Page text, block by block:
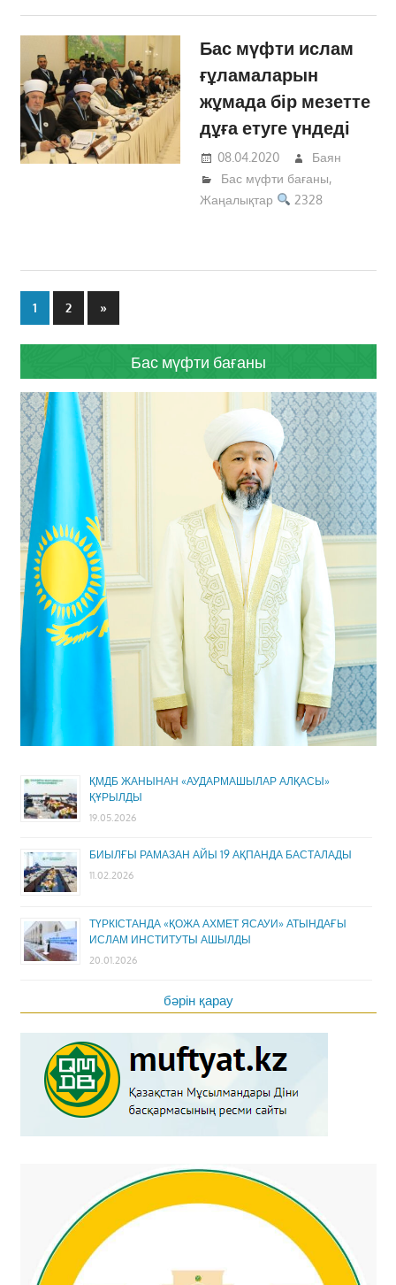
Бас мүфти ислам
ғұламаларын
жұмада бір мезетте
дұға етуге үндеді
08.04.2020
Баян
Бас мүфти бағаны,
Жаңалықтар
2328
Жазбалар
1 2
Next
Posts
»
Бас мүфти бағаны
ҚМДБ ЖАНЫНАН «АУДАРМАШЫЛАР АЛҚАСЫ»
ҚҰРЫЛДЫ
19.05.2026
БИЫЛҒЫ РАМАЗАН АЙЫ 19 АҚПАНДА БАСТАЛАДЫ
11.02.2026
ТҮРКІСТАНДА «ҚОЖА АХМЕТ ЯСАУИ» АТЫНДАҒЫ
ИСЛАМ ИНСТИТУТЫ АШЫЛДЫ
20.01.2026
бәрін қарау